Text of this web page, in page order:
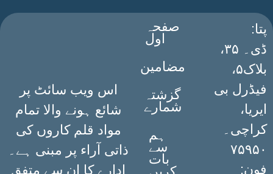
:پتا
ڈی۔ ۳۵،
بلاک۵،
فیڈرل بی
ایریا،
کراچی۔
۷۵۹۵۰
فون:
صفحہ
اول
مضامین
گزشتہ
شمارے
ہم
سے
بات
اس ویب سائٹ پر
شائع ہونے والا تمام
مواد قلم کاروں کی
ذاتی آراء پر مبنی ہے۔
ادارے کا ان سے متفق